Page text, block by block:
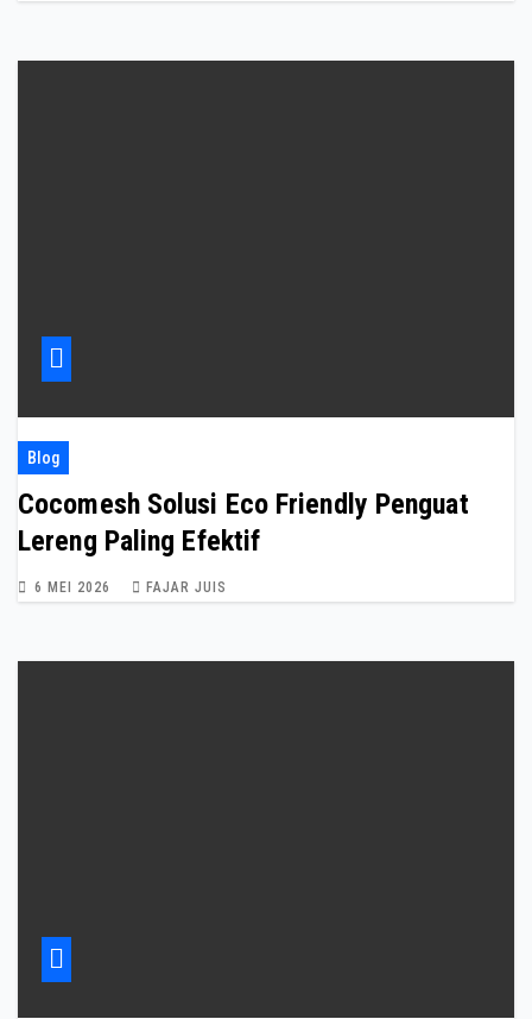
Blog
Cocomesh Solusi Eco Friendly Penguat
Lereng Paling Efektif
6 MEI 2026 FAJAR JUIS